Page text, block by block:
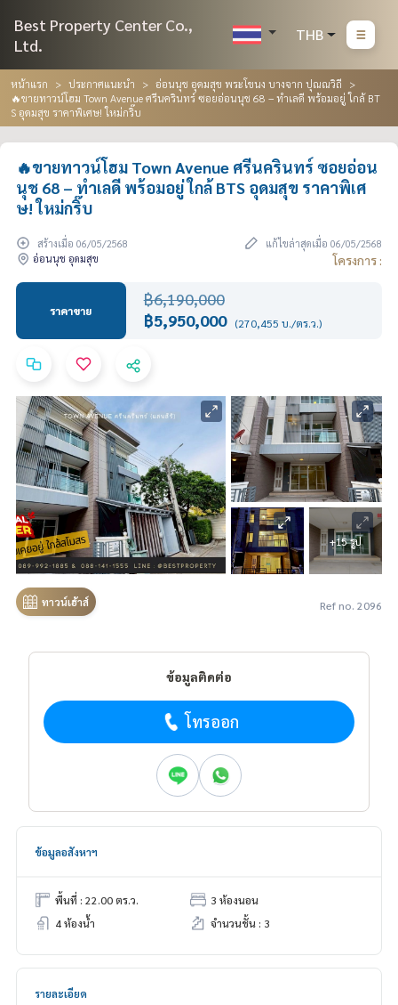
Best Property Center Co.,
Ltd.
THB
หน้าแรก ประกาศแนะนำ
อ่อนนุช อุดมสุข พระโขนง บางจาก ปุณณวิถี
🔥ขายทาวน์โฮม Town Avenue ศรีนครินทร์ ซอยอ่อนนุช 68 – ทำเลดี พร้อมอยู่ ใกล้ BT
S อุดมสุข ราคาพิเศษ! ใหม่กริ๊บ
🔥ขายทาวน์โฮม Town Avenue ศรีนครินทร์ ซอยอ่อน
นุช 68 – ทำเลดี พร้อมอยู่ ใกล้ BTS อุดมสุข ราคาพิเศ
ษ! ใหม่กริ๊บ
สร้างเมื่อ 06/05/2568
แก้ไขล่าสุดเมื่อ 06/05/2568
อ่อนนุช อุดมสุข
โครงการ :
ราคาขาย
฿6,190,000
฿5,950,000 (270,455 บ./ตร.ว.)
+15 รูป
ทาวน์เฮ้าส์ Ref no. 2096
ข้อมูลติดต่อ
โทรออก
ข้อมูลอสังหาฯ
พื้นที่ : 22.00 ตร.ว.
3 ห้องนอน
4 ห้องน้ำ
จำนวนชั้น : 3
รายละเอียด